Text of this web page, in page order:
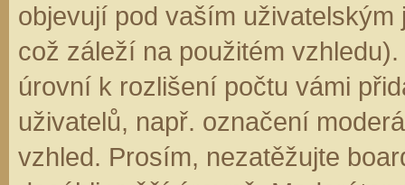
objevují pod vaším
což záleží na použitém
úrovní k rozlišení počtu vámi
uživatelů, např. označení
vzhled. Prosím, nezatěžujte